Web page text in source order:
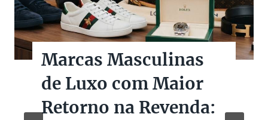
Marcas Masculinas
de Luxo com Maior
Retorno na Revenda: